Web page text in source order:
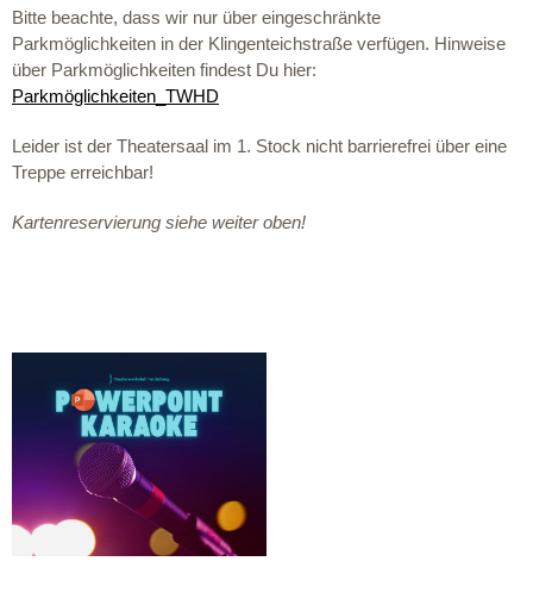
Bitte beachte, dass wir nur über eingeschränkte
Parkmöglichkeiten in der Klingenteichstraße verfügen. Hinweise
über Parkmöglichkeiten findest Du hier:
Parkmöglichkeiten_TWHD
Leider ist der Theatersaal im 1. Stock nicht barrierefrei über eine
Treppe erreichbar!
Kartenreservierung siehe weiter oben!